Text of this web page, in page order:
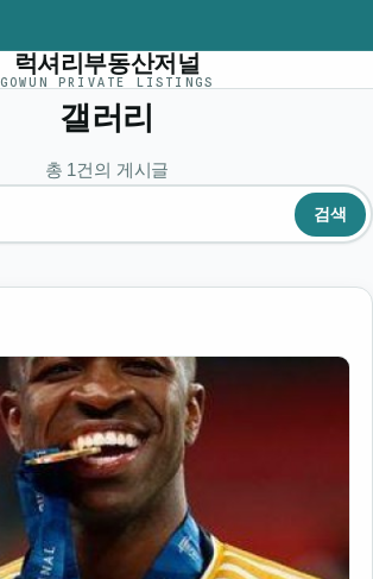
럭셔리부동산저널
GOWUN PRIVATE LISTINGS
갤러리
총 1건의 게시글
검색